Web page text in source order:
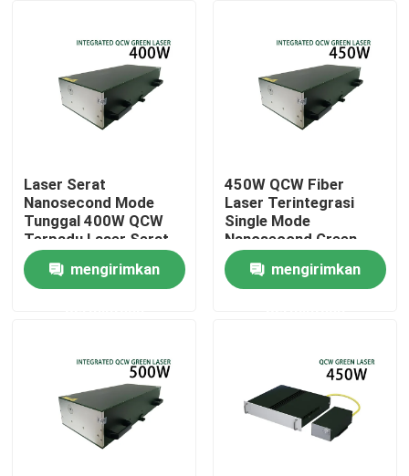
Pertunjukan VR
Tentang kami
Tur Pabrik
Kontrol kualitas
Permintaan Penawaran
Laser Serat
Nanosecond Mode
Tunggal 400W QCW
Terpadu Laser Serat
mengirimkan
450W QCW Fiber
Laser Terintegrasi
Single Mode
Nanosecond Green
Fiber Laser
mengirimkan